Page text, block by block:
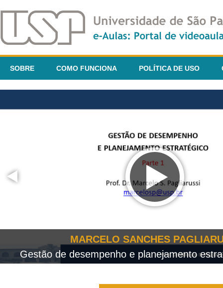
SOBRE COMO FUNCIONA POLÍTICA DE USO
MARCELO SANCHES
Gestão de desempenho e planejamento